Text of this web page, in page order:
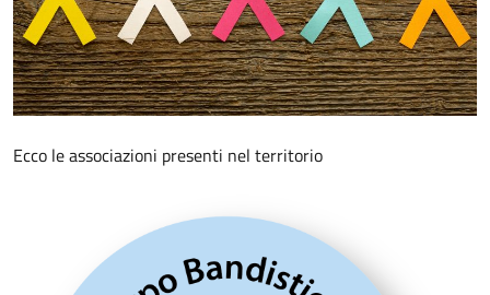
Ecco le associazioni presenti nel territorio